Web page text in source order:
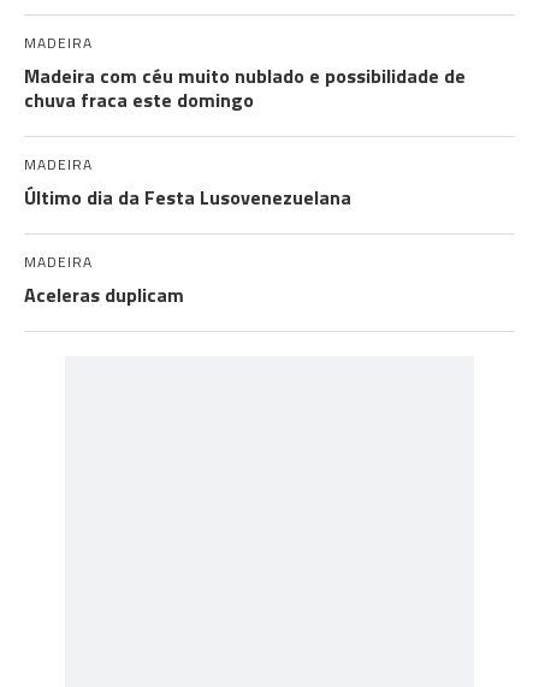
MADEIRA
Madeira com céu muito nublado e possibilidade de
chuva fraca este domingo
MADEIRA
Último dia da Festa Lusovenezuelana
MADEIRA
Aceleras duplicam